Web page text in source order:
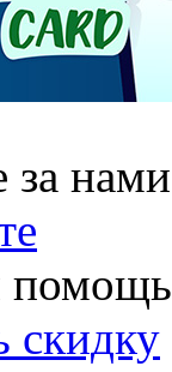
за нами
помощь
скидку